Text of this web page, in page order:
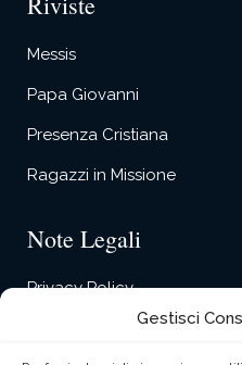
Gestisci
Messis
Papa Giovanni
Presenza Cristiana
Ragazzi in Missione
Note Legali
Privacy Policy